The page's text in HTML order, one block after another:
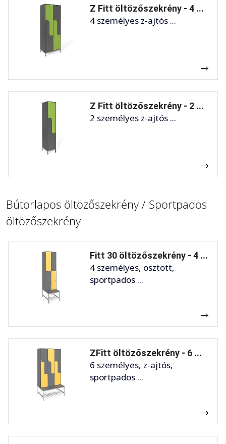
Z Fitt öltözőszekrény - 4 ...
4 személyes z-ajtós ...
Z Fitt öltözőszekrény - 2 ...
2 személyes z-ajtós ...
Bútorlapos öltözőszekrény / Sportpados
öltözőszekrény
Fitt 30 öltözőszekrény - 4 ...
4 személyes, osztott,
sportpados ...
ZFitt öltözőszekrény - 6 ...
6 személyes, z-ajtós,
sportpados ...